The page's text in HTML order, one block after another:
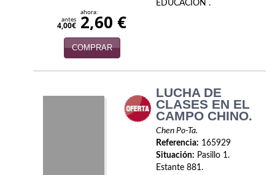
Mafia y espionaje
EDUCACION .
antes
4,00€
ahora:
2,60 €
COMPRAR
LUCHA DE
CLASES EN EL
CAMPO CHINO.
Chen Po-Ta.
Referencia: 165929
Situación: Pasillo 1.
Estante 881.